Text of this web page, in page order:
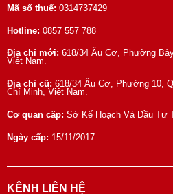
Mã số thuế: 0314737429
Hotline: 0857 557 788
Địa chỉ mới: 618/34 Âu Cơ, Phường
Việt Nam.
Địa chỉ cũ: 618/34 Âu Cơ, Phường 10,
Chí Minh, Việt Nam.
Cơ quan cấp: Sở Kế Hoạch Và Đầu Tư
Ngày cấp: 15/11/2017
KÊNH LIÊN HỆ